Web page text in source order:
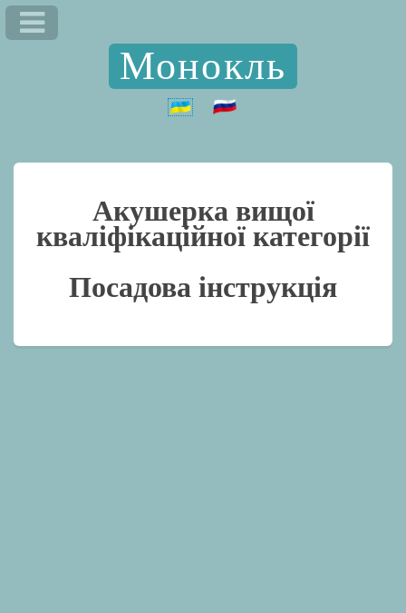
Монокль
Акушерка вищої
кваліфікаційної категорії
Посадова інструкція